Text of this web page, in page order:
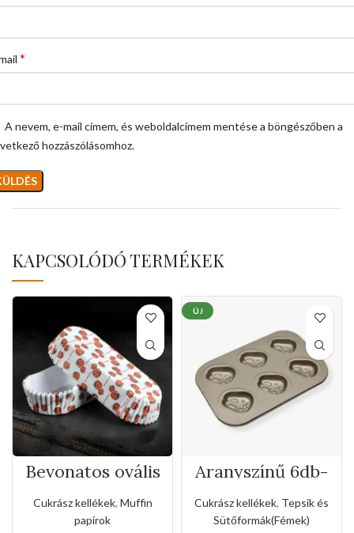
*
A nevem, e-mail címem, és weboldalcímem mentése a böngészőben a
hozzászólásomhoz.
KAPCSOLÓDÓ TERMÉKEK
Bevonatos ovális
muffinokhoz(50d
b-os)
Cukrász kellékek, Muffin
papírok
ÚJ
Aranyszínű 6db-
os nyuszi formájú
tepsi
Cukrász kellékek, Tepsik és
Sütőformák(Fémek)